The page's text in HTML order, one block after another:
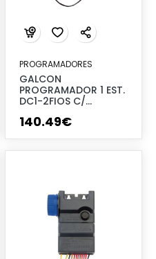
PROGRAMADORES
GALCON
PROGRAMADOR 1 EST.
DC1-2FIOS C/
140.49€